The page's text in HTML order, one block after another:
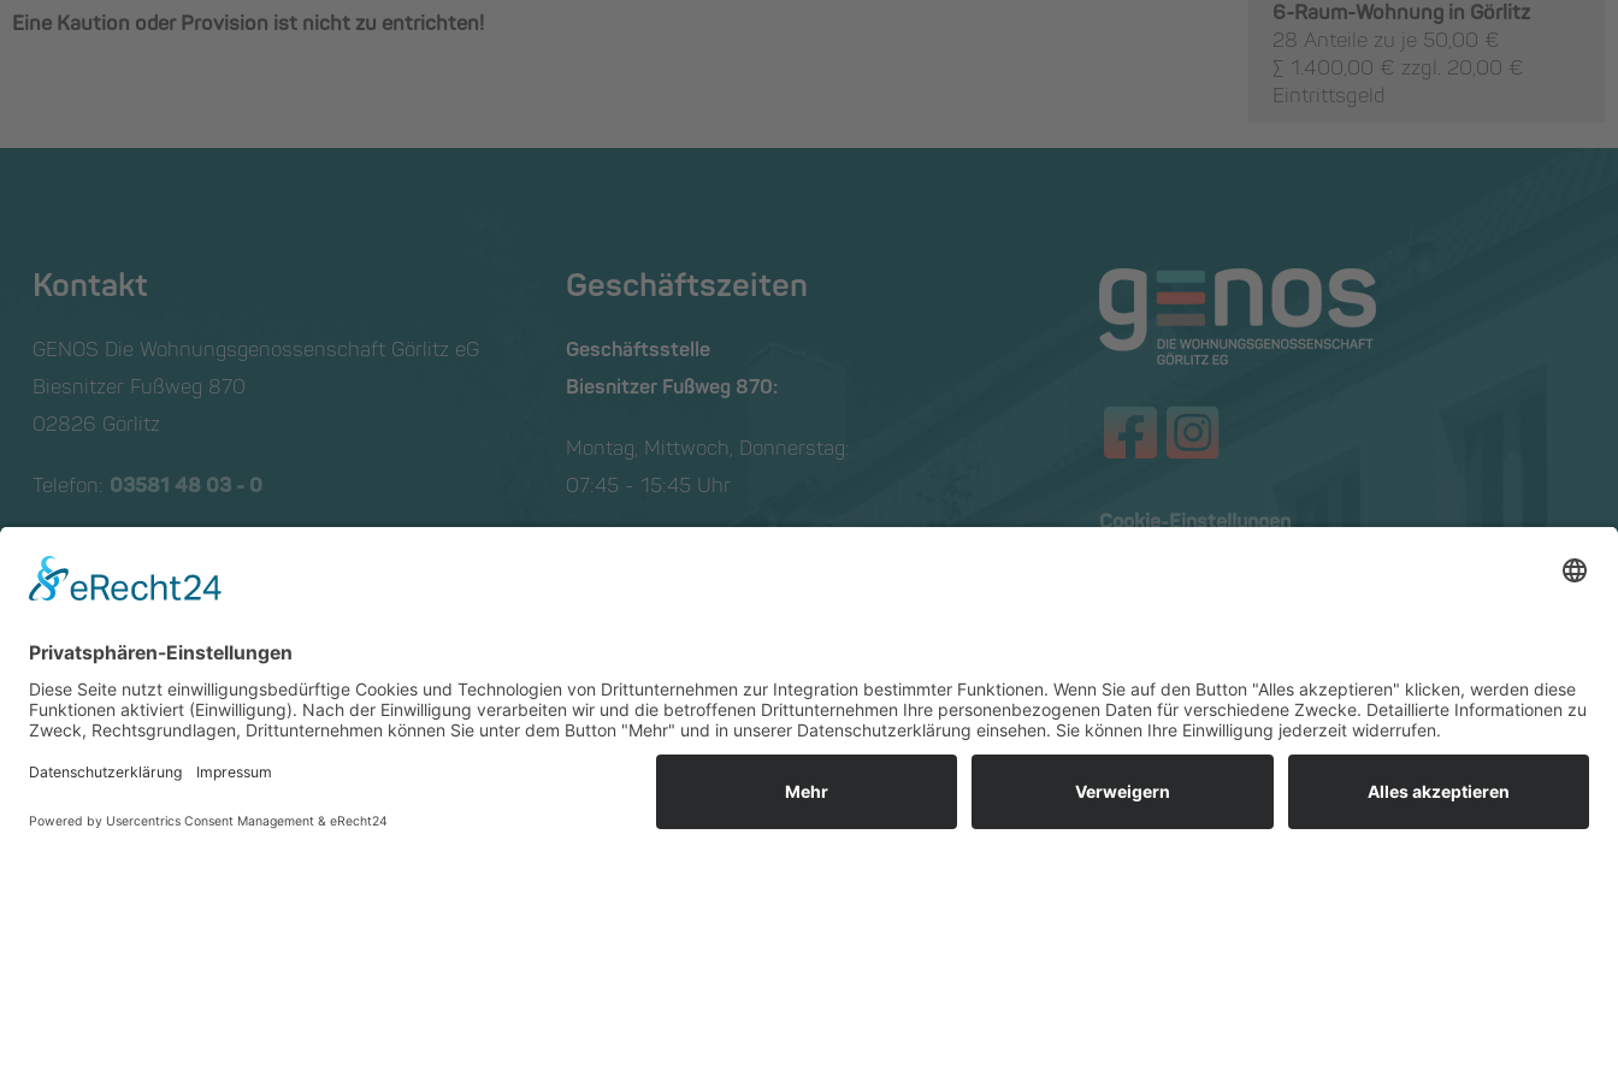
Eine Kaution oder Provision ist nicht zu entrichten!
6-Raum-Wohnung in Görlitz
28 Anteile zu je 50,00 €
∑ 1.400,00 € zzgl. 20,00 €
Eintrittsgeld
Kontakt
GENOS Die Wohnungs­genossen­schaft Görlitz eG
Biesnitzer Fußweg 870
02826 Görlitz
Telefon: 03581 48 03 - 0
Geschäftszeiten
Geschäftsstelle
Biesnitzer Fußweg 870:
Montag, Mittwoch, Donnerstag:
07:45 - 15:45 Uhr
07:45 - 12:15 Uhr
Cookie-Einstellungen
Kontakt